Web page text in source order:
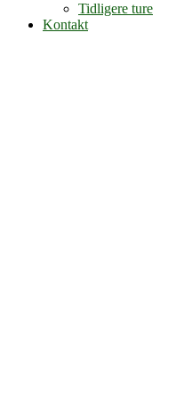
Tidligere ture
Kontakt